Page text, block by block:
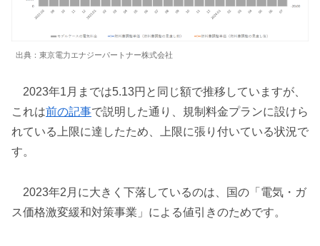
出典：東京電力エナジーパートナー株式会社
2023年1月までは5.13円と同じ額で推移していますが、
これは前の記事で説明した通り、規制料金プランに設けら
れている上限に達したため、上限に張り付いている状況で
す。
2023年2月に大きく下落しているのは、国の「電気・ガ
ス価格激変緩和対策事業」による値引きのためです。